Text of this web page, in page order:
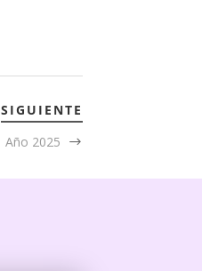
SIGUIENTE
Año 2025